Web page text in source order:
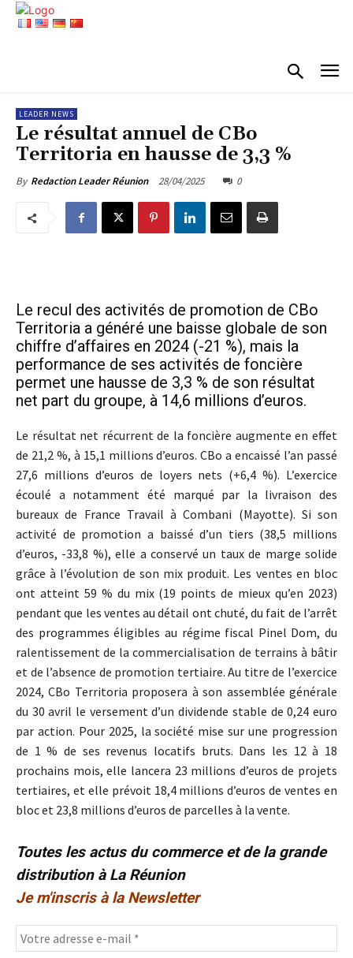
LEADER NEWS
Le résultat annuel de CBo
Territoria en hausse de 3,3 %
By Redaction Leader Réunion 28/04/2025 0
Le recul des activités de promotion de CBo
Territoria a généré une baisse globale de son
chiffre d’affaires en 2024 (-21 %), mais la
performance de ses activités de foncière
permet une hausse de 3,3 % de son résultat
net part du groupe, à 14,6 millions d’euros.
Le résultat net récurrent de la foncière augmente en effet
de 21,2 %, à 15,1 millions d’euros. CBo a encaissé l’an passé
27,6 millions d’euros de loyers nets (+6,4 %). L’exercice
écoulé a notamment été marqué par la livraison des
bureaux de France Travail à Combani (Mayotte). Si son
activité de promotion a baissé d’un tiers (38,5 millions
d’euros, -33,8 %), elle a conservé un taux de marge solide
grâce à l’évolution de son mix produit. Les ventes en bloc
ont atteint 59 % du mix (19 points de mieux qu’en 2023)
pendant que les ventes au détail ont chuté, du fait de l’arrêt
des programmes éligibles au régime fiscal Pinel Dom, du
ralentissement de la commercialisation de terrains à bâtir
et de l’absence de promotion tertiaire. Au titre de l’exercice
2024, CBo Territoria proposera à son assemblée générale
du 30 avril le versement d’un dividende stable de 0,24 euro
par action. Pour 2025, la société mise sur une progression
de 1 % de ses revenus locatifs bruts. Dans les 12 à 18
prochains mois, elle lancera 23 millions d’euros de projets
tertiaires, et elle prévoit 18,4 millions d’euros de ventes en
bloc et 23,8 millions d’euros de parcelles à la vente.
Toutes les actus du commerce et de la grande
distribution à La Réunion
Je m'inscris à la Newsletter